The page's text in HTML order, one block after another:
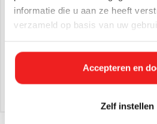
informatie die u aan ze heeft
verzameld op basis van uw
Accepteren en
Zelf instellen
Geen reviews gevonden
review
SCHRIJF UW